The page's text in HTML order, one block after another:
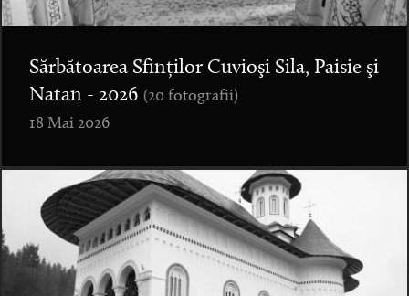
Sărbătoarea Sfinților Cuvioşi Sila, Paisie şi
Natan - 2026 (20 fotografii)
18 Mai 2026